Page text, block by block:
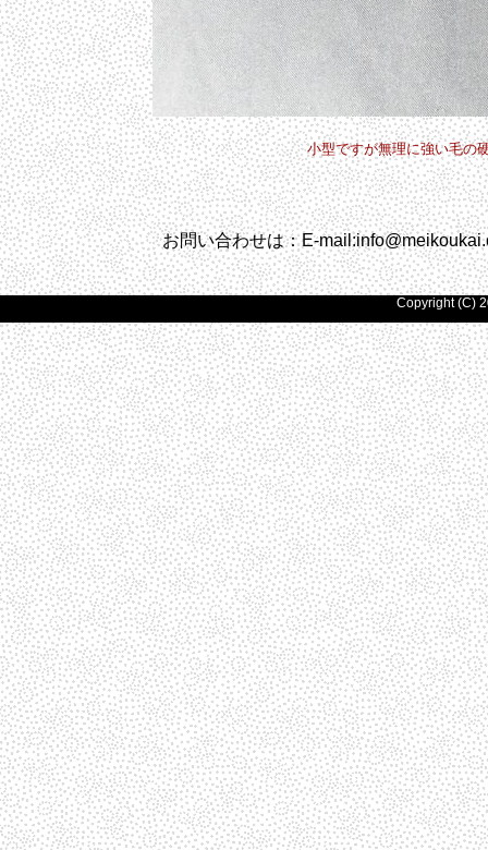
小型ですが無理に強い毛の
お問い合わせは：E-
Copyright (C)